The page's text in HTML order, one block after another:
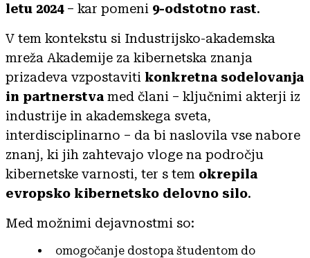
letu 2024– kar pomeni 9-odstotno rast.
V tem kontekstu si Industrijsko-akademska
mreža Akademije za kibernetska znanja
prizadeva vzpostaviti konkretna sodelovanja
in partnerstva med člani – ključnimi akterji iz
industrije in akademskega sveta,
interdisciplinarno – da bi naslovila vse nabore
znanj, ki jih zahtevajo vloge na področju
kibernetske varnosti, ter s tem okrepila
evropsko kibernetsko delovno silo.
Med možnimi dejavnostmi so:
omogočanje dostopa študentom do